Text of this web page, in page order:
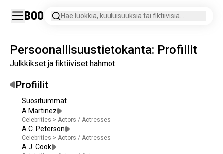
Boo
Hae luokkia, kuuluisuuksia tai fiktiivisiä
Persoonallisuustietokanta: Profiilit
Julkkikset ja fiktiiviset hahmot
Profiilit
Suosituimmat
A Martinez
Celebrities > Actors / Actresses
A.C. Peterson
Celebrities > Actors / Actresses
A.J. Cook